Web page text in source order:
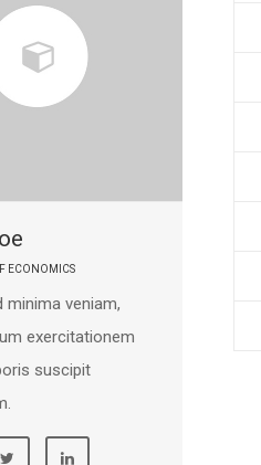
ECONOMICS
minima veniam,
exercitationem
suscipit